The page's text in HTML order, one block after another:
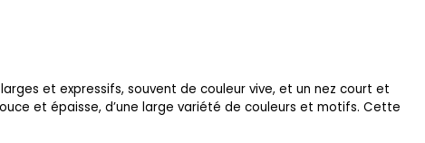
et expressifs, souvent de couleur vive, et un nez court et
et épaisse, d’une large variété de couleurs et motifs. Cette